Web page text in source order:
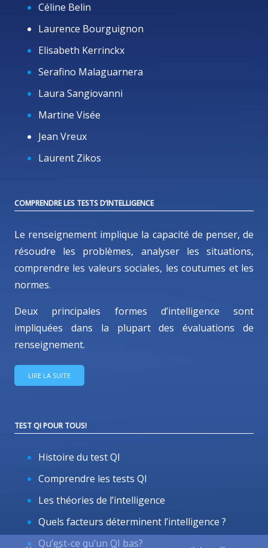
Céline Belin
Laurence Bourguignon
Elisabeth Kerrinckx
Serafino Malaguarnera
Laura Sangiovanni
Martine Visée
Jean Vreux
Laurent Zikos
COMPRENDRE LES TESTS D’INTELLIGENCE
Le renseignement implique la capacité de penser, de
résoudre les problèmes, analyser les situations,
comprendre les valeurs sociales, les coutumes et les
normes.
Deux principales formes d’intelligence sont
impliquées dans la plupart des évaluations de
renseignement.
LIRE LA SUITE
TEST QI POUR TOUS!
Histoire du test QI
Comprendre les tests QI
Les théories de l’intelligence
Quels facteurs déterminent l’intelligence ?
Qu’est-ce qu’un QI bas?